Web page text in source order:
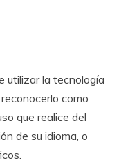
utilizar la tecnología
como
que realice del
de su idioma, o